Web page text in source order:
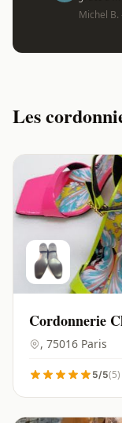
Michel
Les
Cordonnerie
, 75016 Paris
5/5(5)